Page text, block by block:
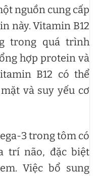
nguồn cung cấp
này. Vitamin B12
trong quá trình
hợp protein và
B12 có thể
và suy yếu cơ
3 trong tôm có
trí não, đặc biệt
Việc bổ sung